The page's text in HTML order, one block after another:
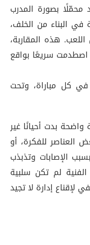
بصورة المدرب
في البناء من الخلف،
هذه المقاربة،
اصطدمت سريعًا بواقع
في كل مباراة، وتحت
بدت أحيانًا غير
العناصر للفكرة، أو
الإصابات وتذبذب
لم تكن سلبية
لإقناع إدارة لا تجيد